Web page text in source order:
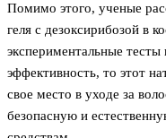
Помимо этого, ученые
геля с дезоксирибозой в
экспериментальные тесты
эффективность, то этот
свое место в уходе за
безопасную и